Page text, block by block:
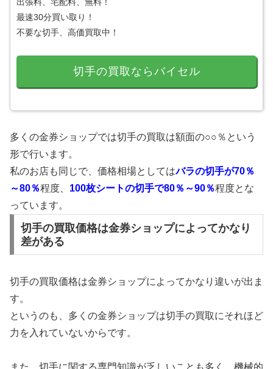
最速30分買い取り！
不要な切手、高価買取中！
切手の買取ならバイセル
多くの金券ショップでは切手の買取は額面の○○％という
形で行います。
私のお店も同じで、価格相場としてはバラの切手が70％
～80％程度、 100枚シートの切手で80％～90％程度とな
っています。
切手の買取価格は金券ショップによってかなり
差がある
切手の買取価格は金券ショップによってかなり違いが出ま
す。
というのも、多くの金券ショップは切手の買取にそれほど
力を入れていないからです。
また、切手に関する専門知識が乏しいことも多く、機械的